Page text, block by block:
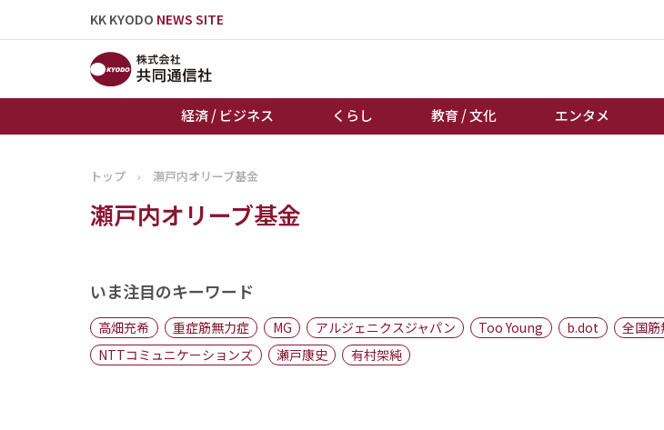
KK KYODO NEWS SITE
経済 / ビジネス くらし 教育 / 文化 エンタメ
トップページ
お知らせ
地域
トップ › 瀬戸内オリーブ基金
瀬戸内オリーブ基金
いま注目のキーワード
高畑充希 重症筋無力症 MG アルジェニクスジャパン Too Young b.dot 全国
NTTコミュニケーションズ
瀬戸康史
有村架純